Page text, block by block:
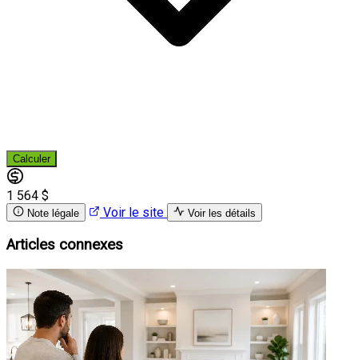
Calculer
1 564 $
Note légale Voir le site Voir les détails
Articles connexes